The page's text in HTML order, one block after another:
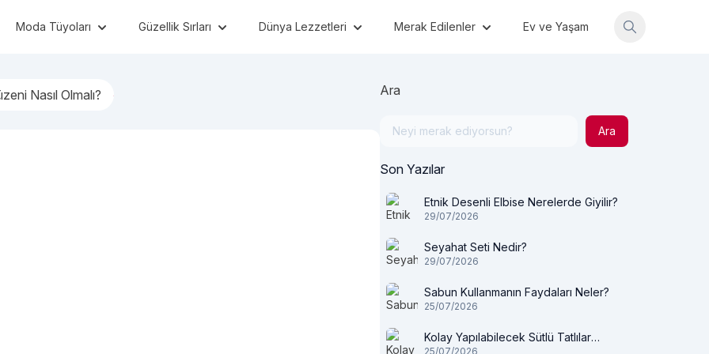
Moda Tüyoları Güzellik Sırları Dünya Lezzetleri Merak Edilenler Ev ve Yaşam
Nasıl Olmalı? Ara
Ara
Son Yazılar
Etnik Desenli Elbise Nerelerde Giyilir?
29/07/2026
Seyahat Seti Nedir?
29/07/2026
Sabun Kullanmanın Faydaları Neler?
25/07/2026
Kolay Yapılabilecek Sütlü Tatlılar
25/07/2026